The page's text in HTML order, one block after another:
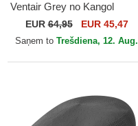
Ventair Grey no Kangol
EUR64,95 EUR 45,47
Saņem to Trešdiena, 12. Aug.